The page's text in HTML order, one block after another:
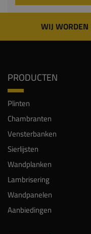
WIJ
PRODUCTEN
Plinten
Chambranten
Vensterbanken
Sierlijsten
Wandplanken
Lambrisering
Wandpanelen
Aanbiedingen